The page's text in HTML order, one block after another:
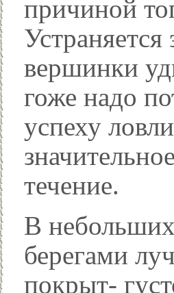
причиной
вершинки
гоже надо
успеху
течение.
В
берегами
покрыт-